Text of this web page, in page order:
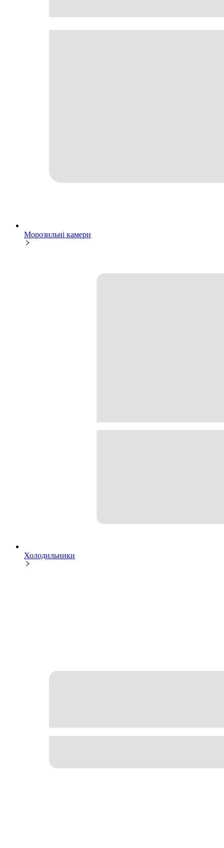
Морозильні камери
Холодильники